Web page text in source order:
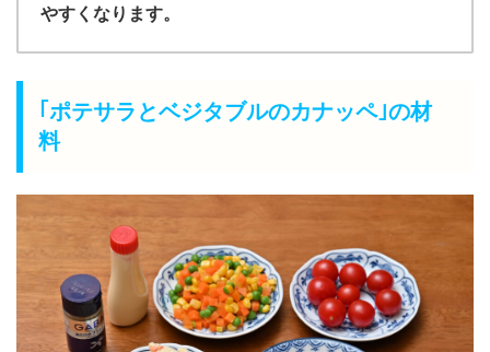
やすくなります。
｢ポテサラとベジタブルのカナッペ｣の材
料